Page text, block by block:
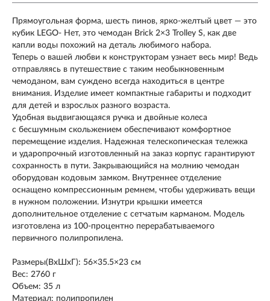
Прямоугольная форма, шесть пинов, ярко-желтый цвет — это
кубик LEGO- Нет, это чемодан Brick 2×3 Trolley S, как две
капли воды похожий на деталь любимого набора.
Теперь о вашей любви к конструкторам узнает весь мир! Ведь
отправляясь в путешествие с таким необыкновенным
чемоданом, вам суждено всегда находиться в центре
внимания. Изделие имеет компактные габариты и подходит
для детей и взрослых разного возраста.
Удобная выдвигающаяся ручка и двойные колеса
с бесшумным скольжением обеспечивают комфортное
перемещение изделия. Надежная телескопическая тележка
и ударопрочный изготовленный на заказ корпус гарантируют
сохранность в пути. Закрывающийся на молнию чемодан
оборудован кодовым замком. Внутреннее отделение
оснащено компрессионным ремнем, чтобы удерживать вещи
в нужном положении. Изнутри крышки имеется
дополнительное отделение с сетчатым карманом. Модель
изготовлена из 100-процентно перерабатываемого
первичного полипропилена.
Размеры(ВxШxГ): 56×35.5×23 см
Вес: 2760 г
Объем: 35 л
Материал: полипропилен